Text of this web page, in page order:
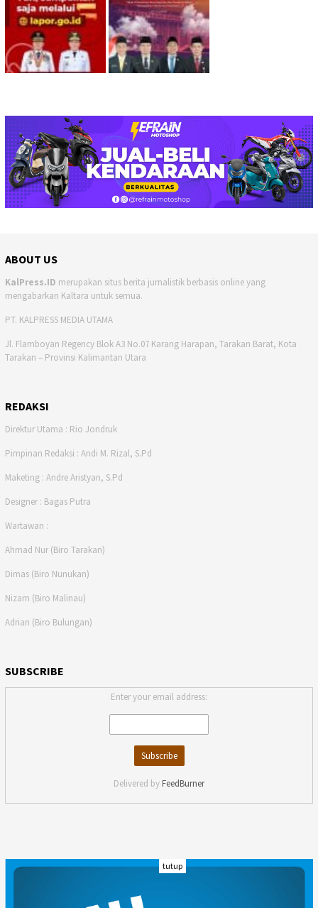
ABOUT US
KalPress.ID merupakan situs berita jurnalistik berbasis online yang
mengabarkan Kaltara untuk semua.
PT. KALPRESS MEDIA UTAMA
Jl. Flamboyan Regency Blok A3 No.07 Karang Harapan, Tarakan Barat, Kota
Tarakan – Provinsi Kalimantan Utara
REDAKSI
Direktur Utama : Rio Jondruk
Pimpinan Redaksi : Andi M. Rizal, S.Pd
Maketing : Andre Aristyan, S.Pd
Designer : Bagas Putra
Wartawan :
Ahmad Nur (Biro Tarakan)
Dimas (Biro Nunukan)
Nizam (Biro Malinau)
Adrian (Biro Bulungan)
SUBSCRIBE
Enter your email address:
Delivered by FeedBurner
INDEKS
tutup